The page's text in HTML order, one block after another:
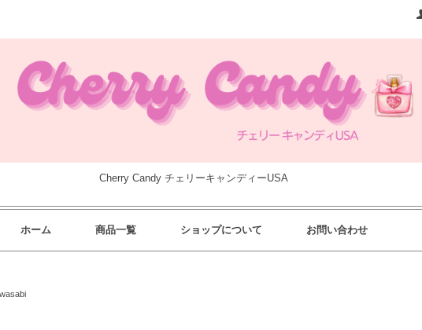
Cherry Candy チェリーキャンディーUSA
ホーム 商品一覧 ショップについて お問い合わせ
wasabi